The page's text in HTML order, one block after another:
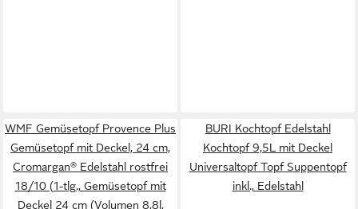
WMF Gemüsetopf Provence Plus
Gemüsetopf mit Deckel, 24 cm,
Cromargan® Edelstahl rostfrei
18/10 (1-tlg., Gemüsetopf mit
Deckel 24 cm (Volumen 8,8l,
BURI Kochtopf Edelstahl
Kochtopf 9,5L mit Deckel
Universaltopf Topf Suppentopf
inkl., Edelstahl